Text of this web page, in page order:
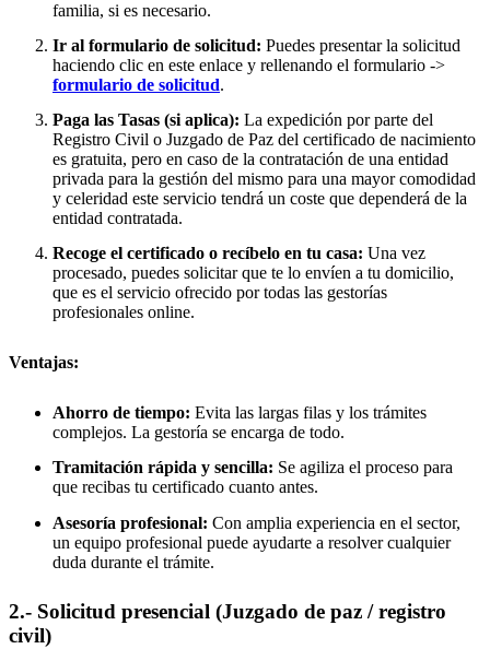
familia, si es necesario.
Ir al formulario de solicitud: Puedes presentar la solicitud
haciendo clic en este enlace y rellenando el formulario ->
formulario de solicitud.
Paga las Tasas (si aplica): La expedición por parte del
Registro Civil o Juzgado de Paz del certificado de nacimiento
es gratuita, pero en caso de la contratación de una entidad
privada para la gestión del mismo para una mayor comodidad
y celeridad este servicio tendrá un coste que dependerá de la
entidad contratada.
Recoge el certificado o recíbelo en tu casa: Una vez
procesado, puedes solicitar que te lo envíen a tu domicilio,
que es el servicio ofrecido por todas las gestorías
profesionales online.
Ventajas:
Ahorro de tiempo: Evita las largas filas y los trámites
complejos. La gestoría se encarga de todo.
Tramitación rápida y sencilla: Se agiliza el proceso para
que recibas tu certificado cuanto antes.
Asesoría profesional: Con amplia experiencia en el sector,
un equipo profesional puede ayudarte a resolver cualquier
duda durante el trámite.
2.- Solicitud presencial (Juzgado de paz / registro
civil)